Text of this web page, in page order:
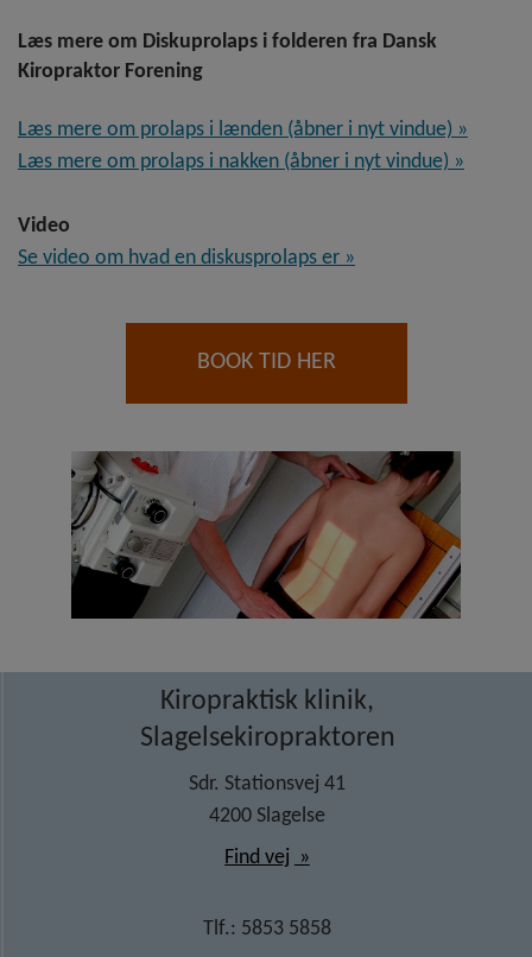
Læs mere om Diskuprolaps i folderen fra Dansk
Kiropraktor Forening
Læs mere om prolaps i lænden (åbner i nyt vindue)
Læs mere om prolaps i nakken (åbner i nyt vindue)
Video
Se video om hvad en diskusprolaps er
BOOK TID HER
Kiropraktisk klinik,
Slagelsekiropraktoren
Sdr. Stationsvej 41
4200 Slagelse
Find vej
Tlf.: 5853 5858